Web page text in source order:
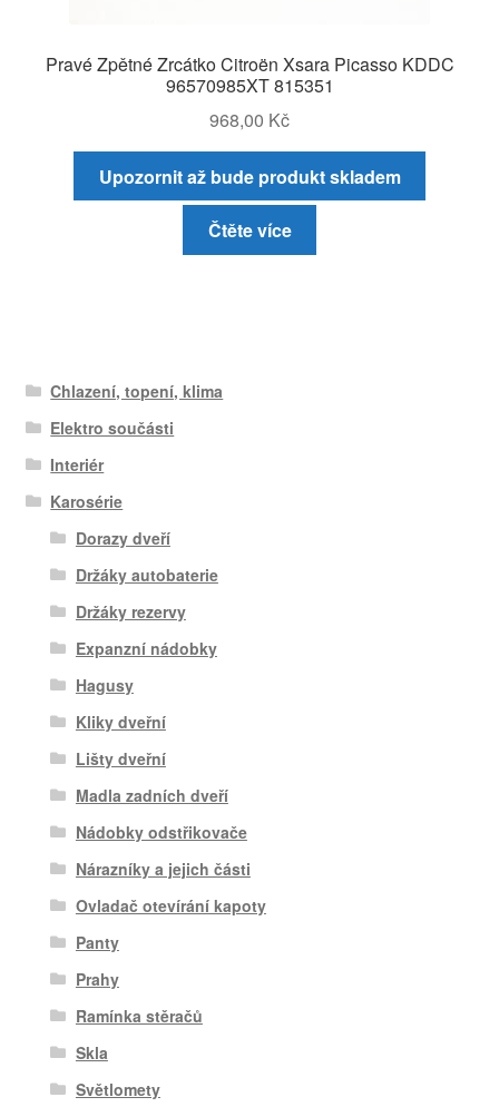
Pravé Zpětné Zrcátko Citroën Xsara Picasso KDDC
96570985XT 815351
968,00 Kč
Upozornit až bude produkt skladem
Čtěte více
Chlazení, topení, klima
Elektro součásti
Interiér
Karosérie
Dorazy dveří
Držáky autobaterie
Držáky rezervy
Expanzní nádobky
Hagusy
Kliky dveřní
Lišty dveřní
Madla zadních dveří
Nádobky odstřikovače
Nárazníky a jejich části
Ovladač otevírání kapoty
Panty
Prahy
Ramínka stěračů
Skla
Světlomety